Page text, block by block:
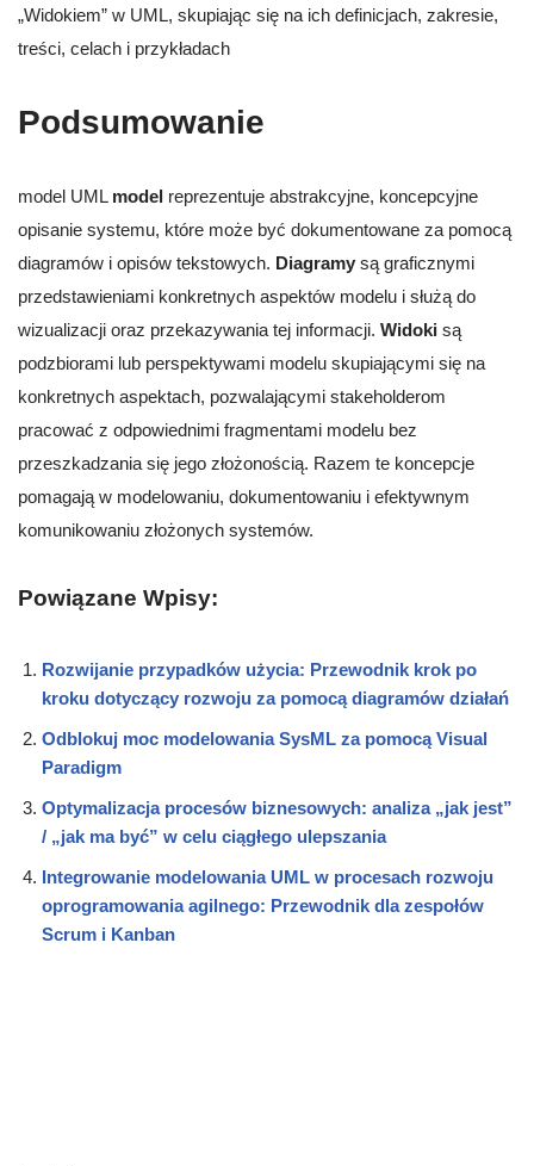
„Widokiem” w UML, skupiając się na ich definicjach, zakresie,
treści, celach i przykładach
Podsumowanie
model UML model reprezentuje abstrakcyjne, koncepcyjne
opisanie systemu, które może być dokumentowane za pomocą
diagramów i opisów tekstowych. Diagramy są graficznymi
przedstawieniami konkretnych aspektów modelu i służą do
wizualizacji oraz przekazywania tej informacji. Widoki są
podzbiorami lub perspektywami modelu skupiającymi się na
konkretnych aspektach, pozwalającymi stakeholderom
pracować z odpowiednimi fragmentami modelu bez
przeszkadzania się jego złożonością. Razem te koncepcje
pomagają w modelowaniu, dokumentowaniu i efektywnym
komunikowaniu złożonych systemów.
Powiązane Wpisy:
Rozwijanie przypadków użycia: Przewodnik krok po
kroku dotyczący rozwoju za pomocą diagramów działań
Odblokuj moc modelowania SysML za pomocą Visual
Paradigm
Optymalizacja procesów biznesowych: analiza „jak jest”
/ „jak ma być” w celu ciągłego ulepszania
Integrowanie modelowania UML w procesach rozwoju
oprogramowania agilnego: Przewodnik dla zespołów
Scrum i Kanban